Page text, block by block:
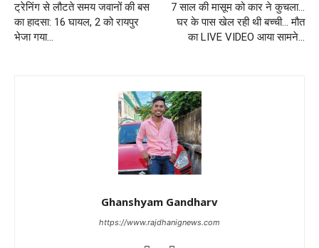
ट्रेनिंग से लौटते समय जवानों की बस
का हादसा: 16 घायल, 2 को रायपुर
भेजा गया…
7 साल की मासूम को कार ने कुचला…
घर के पास खेल रही थी बच्ची… मौत
का LIVE VIDEO आया सामने…
Ghanshyam Gandharv
https://www.rajdhanignews.com